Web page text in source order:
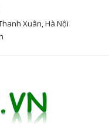
Xuân, Hà Nội